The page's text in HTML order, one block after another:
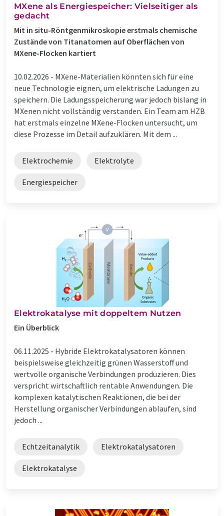
MXene als Energiespeicher: Vielseitiger als
gedacht
Mit in situ-Röntgenmikroskopie erstmals chemische
Zustände von Titanatomen auf Oberflächen von
MXene-Flocken kartiert
10.02.2026 - MXene-Materialien könnten sich für eine
neue Technologie eignen, um elektrische Ladungen zu
speichern. Die Ladungsspeicherung war jedoch bislang in
MXenen nicht vollständig verstanden. Ein Team am HZB
hat erstmals einzelne MXene-Flocken untersucht, um
diese Prozesse im Detail aufzuklären. Mit dem ...
Elektrochemie Elektrolyte
Energiespeicher
Elektrokatalyse mit doppeltem Nutzen
Ein Überblick
06.11.2025 - Hybride Elektrokatalysatoren können
beispielsweise gleichzeitig grünen Wasserstoff und
wertvolle organische Verbindungen produzieren. Dies
verspricht wirtschaftlich rentable Anwendungen. Die
komplexen katalytischen Reaktionen, die bei der
Herstellung organischer Verbindungen ablaufen, sind
jedoch ...
Echtzeitanalytik Elektrokatalysatoren
Elektrokatalyse